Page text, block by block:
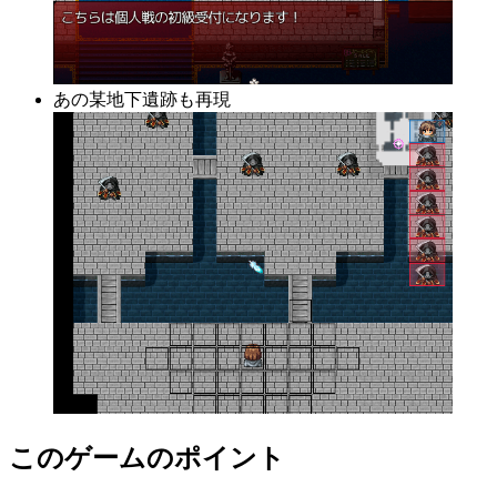
あの某地下遺跡も再現
このゲームのポイント